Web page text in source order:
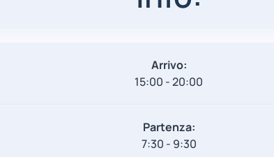
Arrivo:
15:00 - 20:00
Partenza:
7:30 - 9:30